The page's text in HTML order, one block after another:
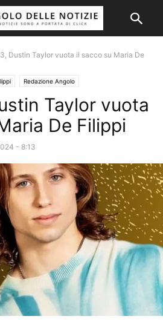
Dustin Taylor vuota il sacco su Maria De
Redazione Angolo
Taylor vuota
De Filippi
- 8:13